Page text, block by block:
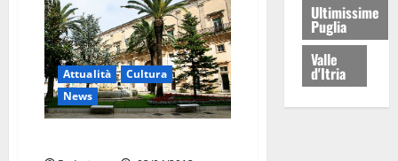
Attualità
Cultura
News
Ultimissime
Puglia
Valle
d'Itria